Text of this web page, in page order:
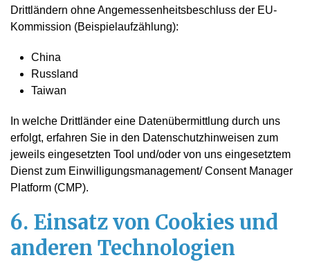
Drittländern ohne Angemessenheitsbeschluss der EU-
Kommission (Beispielaufzählung):
China
Russland
Taiwan
In welche Drittländer eine Datenübermittlung durch uns
erfolgt, erfahren Sie in den Datenschutzhinweisen zum
jeweils eingesetzten Tool und/oder von uns eingesetztem
Dienst zum Einwilligungsmanagement/ Consent Manager
Platform (CMP).
6. Einsatz von Cookies und
anderen Technologien